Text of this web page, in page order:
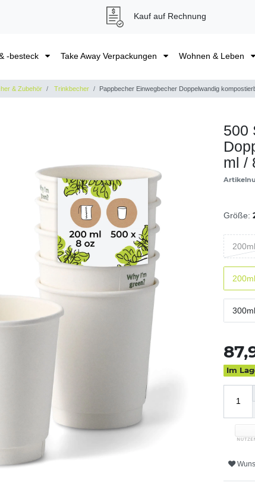
Kauf auf Rechnung
-besteck Take Away Verpackungen Wohnen & Leben
& Zubehör Trinkbecher Pappbecher Einwegbecher Doppelwandig
500
ml /
Größe:
Im